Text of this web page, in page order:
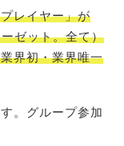
レイヤー」が
ゼット。全て）
界初・業界唯一
。グループ参加